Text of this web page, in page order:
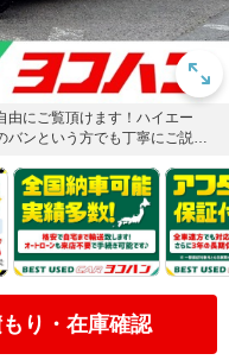
由にご覧頂けます！ハイエー
ンという方でも丁寧にご説明
もり・在庫確認